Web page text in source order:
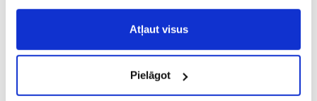
noteikumiem(saīsināti - VVLN).
Atļaut visus
Pielāgot